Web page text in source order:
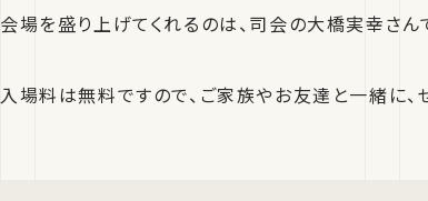
会場を盛り上げてくれるのは、司会の大橋実幸さん
入場料は無料ですので、ご家族やお友達と一緒に、